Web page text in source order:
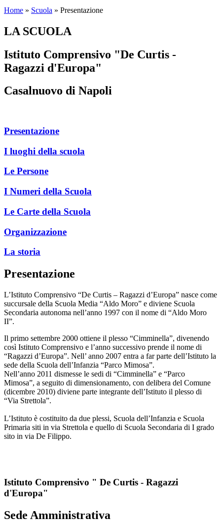
Home » Scuola » Presentazione
LA SCUOLA
Istituto Comprensivo "De Curtis -
Ragazzi d'Europa"
Casalnuovo di Napoli
Presentazione
I luoghi della scuola
Le Persone
I Numeri della Scuola
Le Carte della Scuola
Organizzazione
La storia
Presentazione
L’Istituto Comprensivo “De Curtis – Ragazzi d’Europa” nasce come
succursale della Scuola Media “Aldo Moro” e diviene Scuola
Secondaria autonoma nell’anno 1997 con il nome di “Aldo Moro
II”.
Il primo settembre 2000 ottiene il plesso “Cimminella”, divenendo
così Istituto Comprensivo e l’anno successivo prende il nome di
“Ragazzi d’Europa”. Nell’ anno 2007 entra a far parte dell’Istituto la
sede della Scuola dell’Infanzia “Parco Mimosa”.
Nell’anno 2011 dismesse le sedi di “Cimminella” e “Parco
Mimosa”, a seguito di dimensionamento, con delibera del Comune
(dicembre 2010) diviene parte integrante dell’Istituto il plesso di
“Via Strettola”.
L’Istituto è costituito da due plessi, Scuola dell’Infanzia e Scuola
Primaria siti in via Strettola e quello di Scuola Secondaria di I grado
sito in via De Filippo.
Istituto Comprensivo " De Curtis - Ragazzi
d'Europa"
Sede Amministrativa